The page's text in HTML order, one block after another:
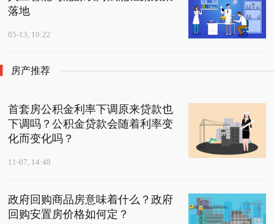
落地
05-13, 10:22
房产推荐
首套房公积金利率下调原来贷款也
下调吗？公积金贷款会随着利率变
化而变化吗？
11-07, 14:48
政府回购商品房意味着什么？政府
回购安置房价格如何定？